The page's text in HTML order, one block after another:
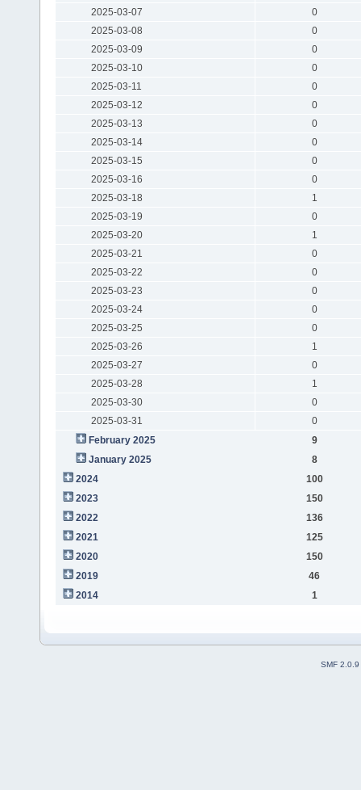
2025-03-07
0
2025-03-08
0
2025-03-09
0
2025-03-10
0
2025-03-11
0
2025-03-12
0
2025-03-13
0
2025-03-14
0
2025-03-15
0
2025-03-16
0
2025-03-18
1
2025-03-19
0
2025-03-20
1
2025-03-21
0
2025-03-22
0
2025-03-23
0
2025-03-24
0
2025-03-25
0
2025-03-26
1
2025-03-27
0
2025-03-28
1
2025-03-30
0
2025-03-31
0
February 2025
9
January 2025
8
2024
100
2023
150
2022
136
2021
125
2020
150
2019
46
2014
1
SMF 2.0.9